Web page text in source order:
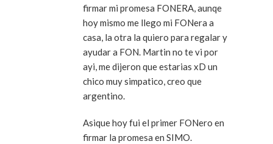
firmar mi promesa FONERA, aunqe
hoy mismo me llego mi FONera a
casa, la otra la quiero para regalar y
ayudar a FON. Martin no te vi por
ayi, me dijeron que estarias xD un
chico muy simpatico, creo que
argentino.
Asique hoy fui el primer FONero en
firmar la promesa en SIMO.